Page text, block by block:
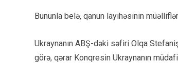
Bununla belə, qanun layihəsinin
Ukraynanın ABŞ-dəki səfiri Olqa
görə, qərar Konqresin Ukraynanın